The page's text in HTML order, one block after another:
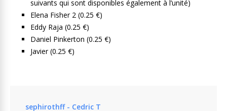
suivants qui sont disponibles également à l’unité)
Elena Fisher 2 (0.25 €)
Eddy Raja (0.25 €)
Daniel Pinkerton (0.25 €)
Javier (0.25 €)
sephirothff - Cedric T